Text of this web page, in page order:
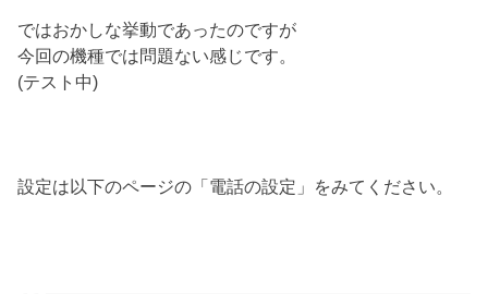
ではおかしな挙動であったのですが
今回の機種では問題ない感じです。
(テスト中)
設定は以下のページの「電話の設定」をみてください。